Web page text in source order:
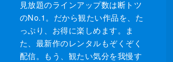
見放題のラインアップ数は断トツ
のNo.1。だから観たい作品を、た
っぷり、お得に楽しめます。ま
た、最新作のレンタルもぞくぞく
配信。もう、観たい気分を我慢す